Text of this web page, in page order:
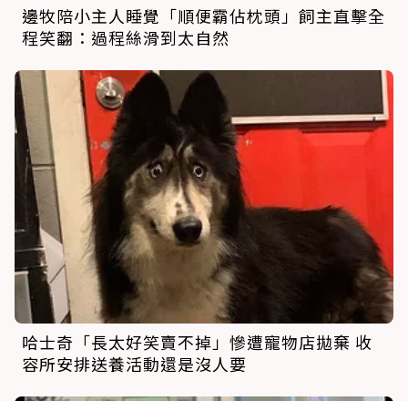
邊牧陪小主人睡覺「順便霸佔枕頭」飼主直擊全
程笑翻：過程絲滑到太自然
哈士奇「長太好笑賣不掉」慘遭寵物店拋棄 收
容所安排送養活動還是沒人要